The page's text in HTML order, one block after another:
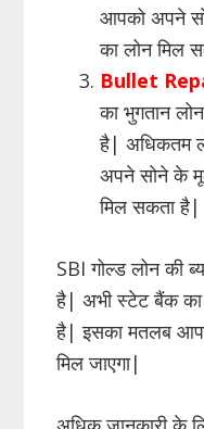
आपको अपने
का लोन मिल
Bullet
का भुगतान
है| अधिकतम
अपने सोने के
मिल सकता है|
SBI गोल्ड लोन की
है| अभी स्टेट बैंक
है| इसका मतलब
मिल जाएगा|